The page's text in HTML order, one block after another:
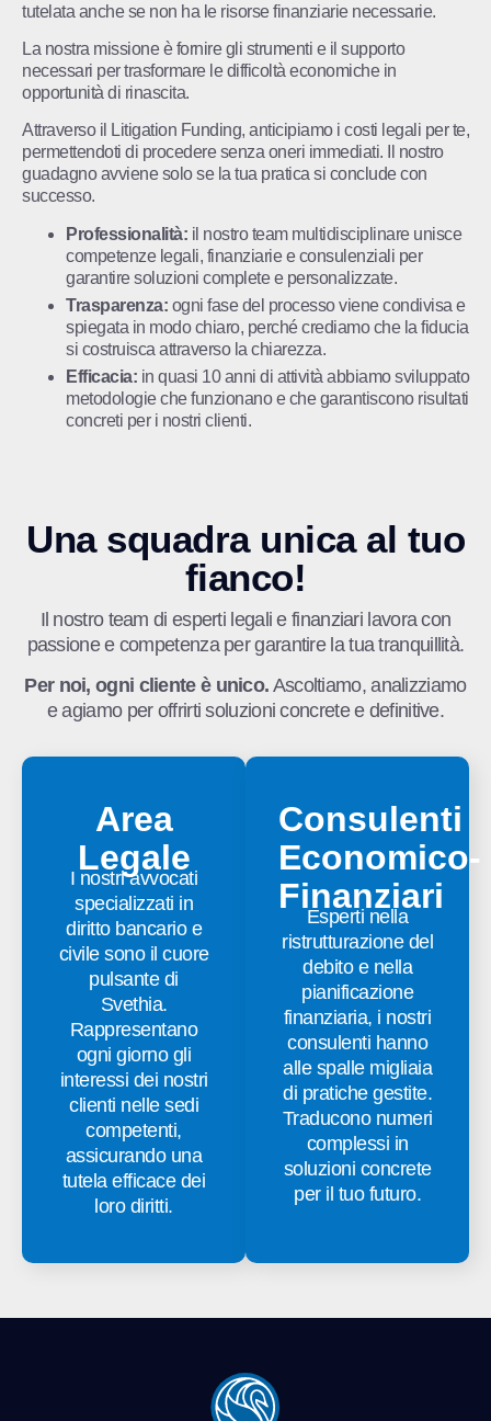
tutelata anche se non ha le risorse finanziarie necessarie.
La nostra missione è fornire gli strumenti e il supporto
necessari per trasformare le difficoltà economiche in
opportunità di rinascita.
Attraverso il Litigation Funding, anticipiamo i costi legali per te,
permettendoti di procedere senza oneri immediati. Il nostro
guadagno avviene solo se la tua pratica si conclude con
successo.
Professionalità: il nostro team multidisciplinare unisce
competenze legali, finanziarie e consulenziali per
garantire soluzioni complete e personalizzate.
Trasparenza: ogni fase del processo viene condivisa e
spiegata in modo chiaro, perché crediamo che la fiducia
si costruisca attraverso la chiarezza.
Efficacia: in quasi 10 anni di attività abbiamo sviluppato
metodologie che funzionano e che garantiscono risultati
concreti per i nostri clienti.
Una squadra unica al tuo
fianco!
Il nostro team di esperti legali e finanziari lavora con
passione e competenza per garantire la tua tranquillità.
Per noi, ogni cliente è unico. Ascoltiamo, analizziamo
e agiamo per offrirti soluzioni concrete e definitive.
Area
Legale
I nostri avvocati
specializzati in
diritto bancario e
civile sono il cuore
pulsante di
Svethia.
Rappresentano
ogni giorno gli
interessi dei nostri
clienti nelle sedi
competenti,
assicurando una
tutela efficace dei
loro diritti.
Consulenti
Economico-
Finanziari
Esperti nella
ristrutturazione del
debito e nella
pianificazione
finanziaria, i nostri
consulenti hanno
alle spalle migliaia
di pratiche gestite.
Traducono numeri
complessi in
soluzioni concrete
per il tuo futuro.